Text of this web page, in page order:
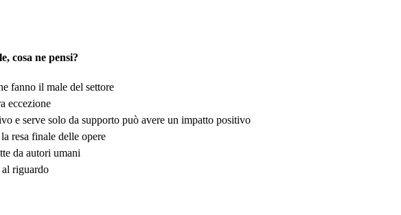
cosa ne pensi?
fanno il male del settore
eccezione
e serve solo da supporto può avere un impatto positivo
resa finale delle opere
da autori umani
riguardo